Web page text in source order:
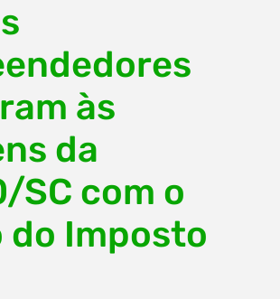
às
da
SC com o
do Imposto